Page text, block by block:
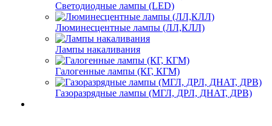
Светодиодные лампы (LED)
Люминесцентные лампы (ЛЛ,КЛЛ)
Лампы накаливания
Галогенные лампы (КГ, КГМ)
Газоразрядные лампы (МГЛ, ДРЛ, ДНАТ, ДРВ)